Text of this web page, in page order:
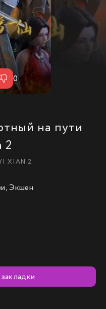
на пути
2
XIAN 2
0
Экшен